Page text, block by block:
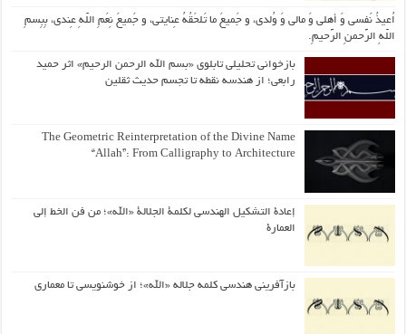
اُعیذُ نَفسی وَ أهلی وَ مالی وَ وُلدی، و جَمیعَ ما تَلحَقُهُ عِنایتی، و جَمیعَ نِعَمِ اللّهِ عِندی، بِبِسمِ
اللّهِ الرَّحمنِ الرَّحیمِ.
بازخوانی تحلیلی تابلوی «بسم الله الرحمن الرحیم» اثر حمید
رابعی؛ از هندسه نقطه تا تجسم حدیث ثقلین
The Geometric Reinterpretation of the Divine Name
“Allah”: From Calligraphy to Architecture
إعادة التشكيل الهندسي لكلمة الجلالة «الله»؛ من فن الخط إلى
العمارة
بازآفرینی هندسی کلمه جلاله «الله»؛ از خوشنویسی تا معماری